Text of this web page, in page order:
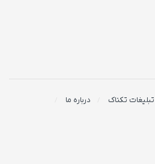
تبلیغات تکناک
درباره ما